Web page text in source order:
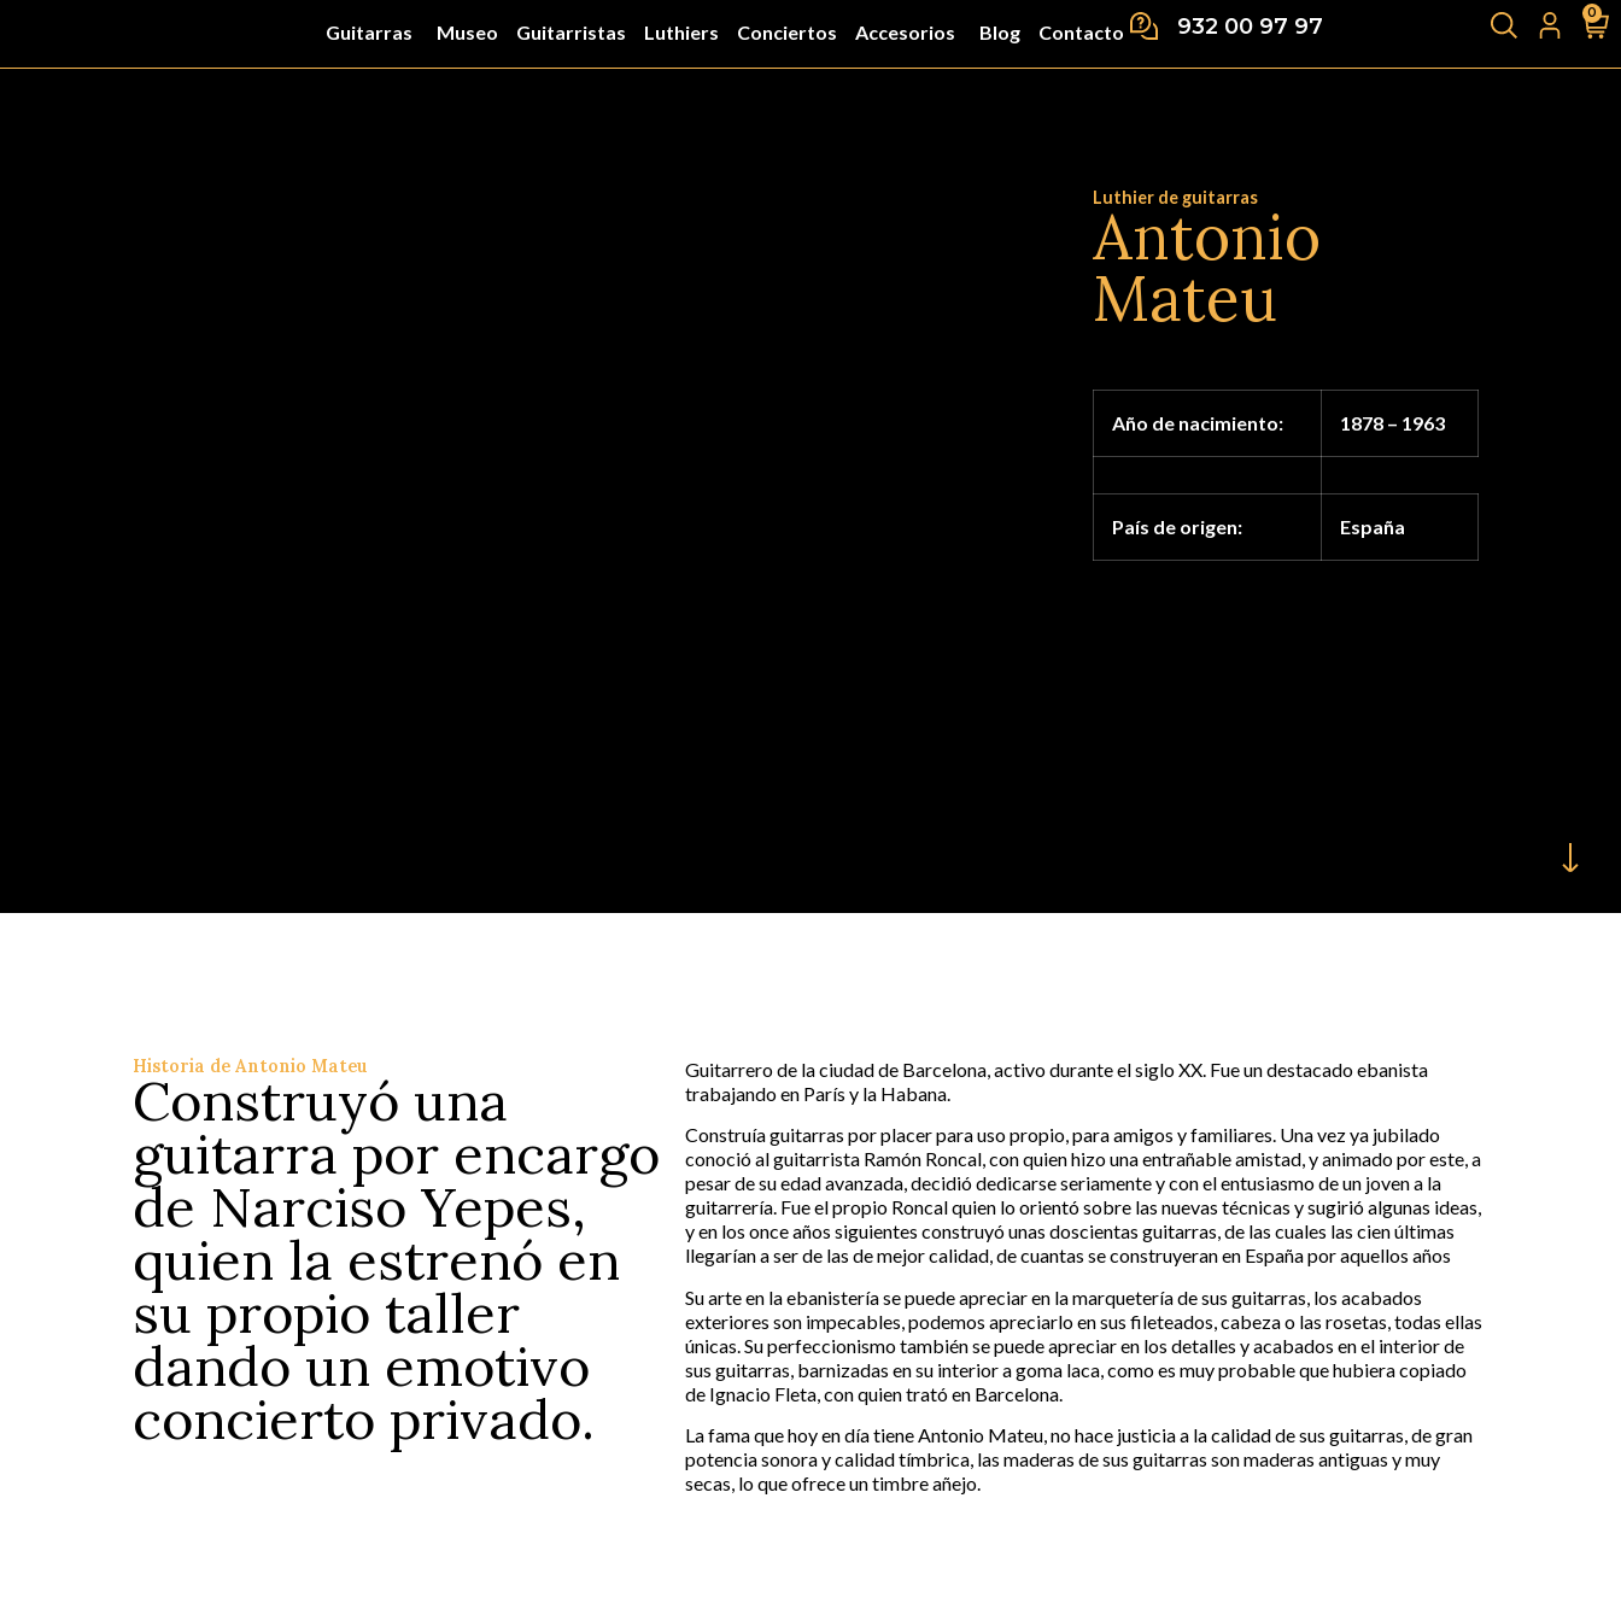
Guitarras Museo Guitarristas Luthiers Conciertos Accesorios Blog Contacto 932 00 97 97 0
Luthier de guitarras
Antonio
Mateu
Año de nacimiento: 1878 – 1963
País de origen: España
Historia de Antonio Mateu
Construyó una
guitarra por encargo
de Narciso Yepes,
quien la estrenó en
su propio taller
dando un emotivo
concierto privado.
Guitarrero de la ciudad de Barcelona, activo durante el siglo XX. Fue un destacado ebanista
trabajando en París y la Habana.
Construía guitarras por placer para uso propio, para amigos y familiares. Una vez ya jubilado
conoció al guitarrista Ramón Roncal, con quien hizo una entrañable amistad, y animado por este, a
pesar de su edad avanzada, decidió dedicarse seriamente y con el entusiasmo de un joven a la
guitarrería. Fue el propio Roncal quien lo orientó sobre las nuevas técnicas y sugirió algunas ideas,
y en los once años siguientes construyó unas doscientas guitarras, de las cuales las cien últimas
llegarían a ser de las de mejor calidad, de cuantas se construyeran en España por aquellos años
Su arte en la ebanistería se puede apreciar en la marquetería de sus guitarras, los acabados
exteriores son impecables, podemos apreciarlo en sus fileteados, cabeza o las rosetas, todas ellas
únicas. Su perfeccionismo también se puede apreciar en los detalles y acabados en el interior de
sus guitarras, barnizadas en su interior a goma laca, como es muy probable que hubiera copiado
de Ignacio Fleta, con quien trató en Barcelona.
La fama que hoy en día tiene Antonio Mateu, no hace justicia a la calidad de sus guitarras, de gran
potencia sonora y calidad tímbrica, las maderas de sus guitarras son maderas antiguas y muy
secas, lo que ofrece un timbre añejo.